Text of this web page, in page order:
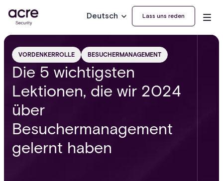
Deutsch Lass uns reden
VORDENKERROLLE BESUCHERMANAGEMENT
Die 5 wichtigsten
Lektionen, die wir 2024
über
Besuchermanagement
gelernt haben